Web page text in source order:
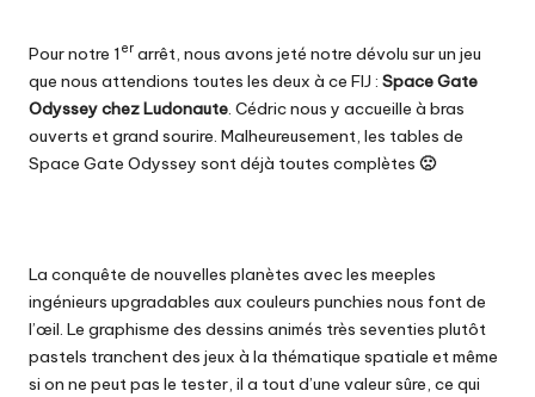
Pour notre 1 er arrêt, nous avons jeté notre dévolu sur un jeu
que nous attendions toutes les deux à ce FIJ : Space Gate
Odysseychez Ludonaute. Cédric nous y accueille à bras
ouverts et grand sourire. Malheureusement, les tables de
Space Gate Odyssey sont déjà toutes complètes 🙁
La conquête de nouvelles planètes avec les meeples
ingénieurs upgradables aux couleurs punchies nous font de
l’œil. Le graphisme des dessins animés très seventies plutôt
pastels tranchent des jeux à la thématique spatiale et même
si on ne peut pas le tester, il a tout d’une valeur sûre, ce qui